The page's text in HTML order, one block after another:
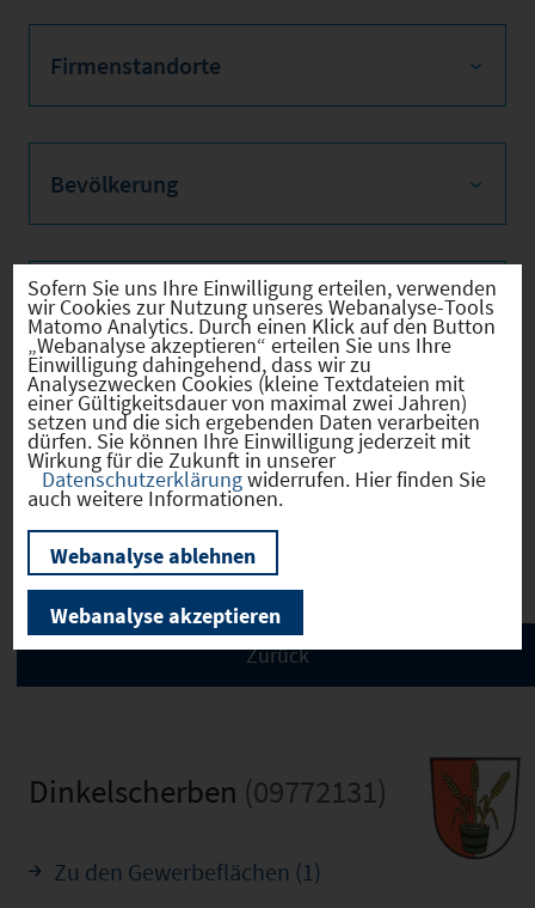
Firmenstandorte
Bevölkerung
Sozialvers. Beschäftigte
Verkehrsinfrastruktur
Kommunale Infrastruktur
Dinkelscherben (09772131)
Zu den Gewerbeflächen (1)
Sofern Sie uns Ihre Einwilligung erteilen, verwenden
wir Cookies zur Nutzung unseres Webanalyse-Tools
Matomo Analytics. Durch einen Klick auf den Button
„Webanalyse akzeptieren“ erteilen Sie uns Ihre
Einwilligung dahingehend, dass wir zu
Analysezwecken Cookies (kleine Textdateien mit
einer Gültigkeitsdauer von maximal zwei Jahren)
setzen und die sich ergebenden Daten verarbeiten
dürfen. Sie können Ihre Einwilligung jederzeit mit
Wirkung für die Zukunft in unserer
Datenschutzerklärungwiderrufen. Hier finden Sie
auch weitere Informationen.
Webanalyse ablehnen
Webanalyse akzeptieren